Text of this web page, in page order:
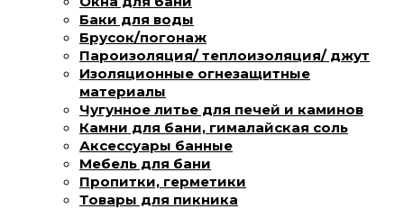
Баки для воды
Брусок/погонаж
Пароизоляция/ теплоизоляция/ джут
Изоляционные огнезащитные
материалы
Чугунное литье для печей и каминов
Камни для бани, гималайская соль
Аксессуары банные
Мебель для бани
Пропитки, герметики
Товары для пикника